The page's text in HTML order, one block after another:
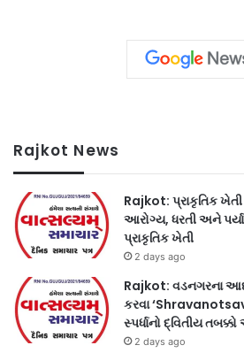
Rajkot News
Rajkot: પ્રાકૃતિક
આરોગ્ય, ધરતી અને
પ્રાકૃતિક ખેતી
2 days ago
Rajkot: વડનગરના
કરવા
સ્પર્ધાનો દ્વિતીય
2 days ago